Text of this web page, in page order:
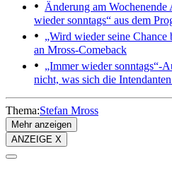
Änderung am Wochenende
wieder sonntags“ aus dem
„Wird wieder seine Chance
an Mross-Comeback
„Immer wieder sonntags“-
nicht, was sich die
Thema:Stefan Mross
Mehr anzeigen
ANZEIGE X